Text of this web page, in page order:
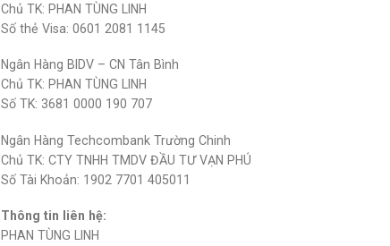
Chủ TK: PHAN TÙNG LINH
Số thẻ Visa: 0601 2081 1145
Ngân Hàng BIDV – CN Tân Bình
Chủ TK: PHAN TÙNG LINH
Số TK: 3681 0000 190 707
Ngân Hàng Techcombank Trường Chinh
Chủ TK: CTY TNHH TMDV ĐẦU TƯ VẠN PHÚ
Số Tài Khoản: 1902 7701 405011
Thông tin liên hệ:
PHAN TÙNG LINH